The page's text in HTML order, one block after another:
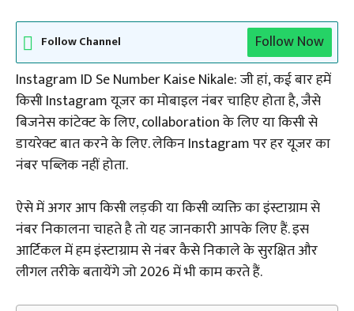
Follow Channel
Follow Now
Instagram ID Se Number Kaise Nikale: जी हां, कई बार हमें
किसी Instagram यूजर का मोबाइल नंबर चाहिए होता है, जैसे
बिजनेस कांटेक्ट के लिए, collaboration के लिए या किसी से
डायरेक्ट बात करने के लिए. लेकिन Instagram पर हर यूजर का
नंबर पब्लिक नहीं होता.
ऐसे में अगर आप किसी लड़की या किसी व्यक्ति का इंस्टाग्राम से
नंबर निकालना चाहते है तो यह जानकारी आपके लिए हैं. इस
आर्टिकल में हम इंस्टाग्राम से नंबर कैसे निकाले के सुरक्षित और
लीगल तरीके बतायेंगे जो 2026 में भी काम करते हैं.